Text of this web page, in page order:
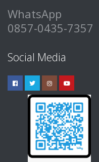
WhatsApp
0857-0435-7357
Social Media